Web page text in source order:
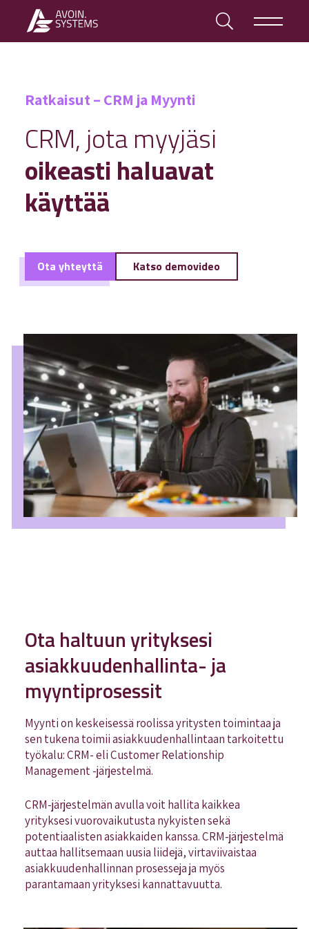
Ratkaisut – CRM ja Myynti
CRM, jota myyjäsi
oikeasti haluavat
käyttää
Ota yhteyttä Katso demovideo
Ota haltuun yrityksesi
asiakkuudenhallinta- ja
myyntiprosessit
Myynti on keskeisessä roolissa yritysten toimintaa ja
sen tukena toimii asiakkuudenhallintaan tarkoitettu
työkalu: CRM- eli Customer Relationship
Management -järjestelmä.
CRM-järjestelmän avulla voit hallita kaikkea
yrityksesi vuorovaikutusta nykyisten sekä
potentiaalisten asiakkaiden kanssa. CRM-järjestelmä
auttaa hallitsemaan uusia liidejä, virtaviivaistaa
asiakkuudenhallinnan prosesseja ja myös
parantamaan yrityksesi kannattavuutta.